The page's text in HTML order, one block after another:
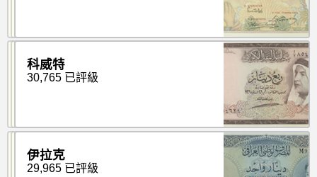
科威特
30,765 已評級
伊拉克
29,965 已評級